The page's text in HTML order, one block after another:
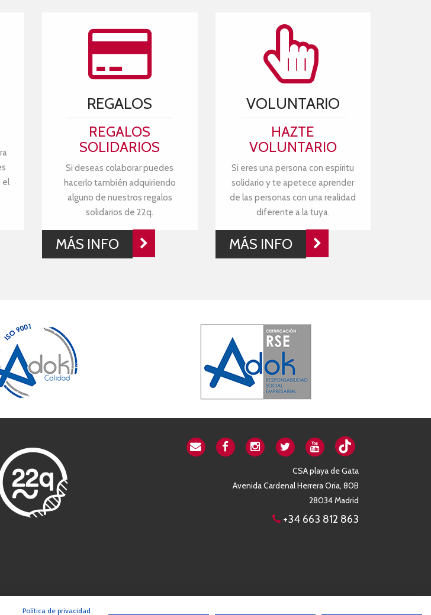
el
REGALOS
REGALOS
SOLIDARIOS
Si deseas colaborar puedes
hacerlo también adquiriendo
alguno de nuestros regalos
solidarios de 22q.
MÁS INFO
VOLUNTARIO
HAZTE
VOLUNTARIO
Si eres una persona con espíritu
solidario y te apetece aprender
de las personas con una realidad
diferente a la tuya.
MÁS INFO
CSA playa de Gata
Avenida Cardenal Herrera Oria, 80B
28034 Madrid
+34 663 812 863
Política de privacidad